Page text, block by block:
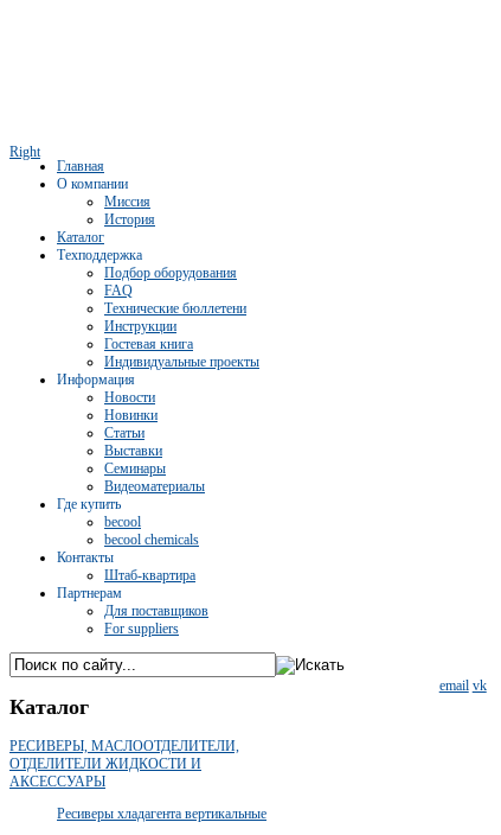
Right
Главная
О компании
Миссия
История
Каталог
Техподдержка
Подбор оборудования
FAQ
Технические бюллетени
Инструкции
Гостевая книга
Индивидуальные проекты
Информация
Новости
Новинки
Статьи
Выставки
Семинары
Видеоматериалы
Где купить
becool
becool chemicals
Контакты
Штаб-квартира
Партнерам
Для поставщиков
For suppliers
email vk
Каталог
РЕСИВЕРЫ, МАСЛООТДЕЛИТЕЛИ,
ОТДЕЛИТЕЛИ ЖИДКОСТИ И
АКСЕССУАРЫ
Ресиверы хладагента вертикальные